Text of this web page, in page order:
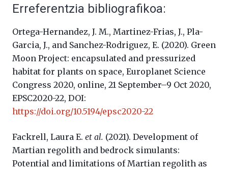
Erreferentzia bibliografikoa:
Ortega-Hernandez, J. M., Martinez-Frias, J., Pla-
Garcia, J., and Sanchez-Rodriguez, E. (2020). Green
Moon Project: encapsulated and pressurized
habitat for plants on space, Europlanet Science
Congress 2020, online, 21 September–9 Oct 2020,
EPSC2020-22, DOI:
https://doi.org/10.5194/epsc2020-22
Fackrell, Laura E. et al. (2021). Development of
Martian regolith and bedrock simulants:
Potential and limitations of Martian regolith as